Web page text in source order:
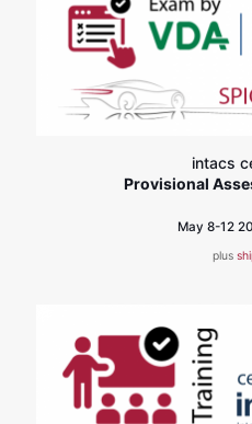
intacs
Provisional
May 8-12
plus